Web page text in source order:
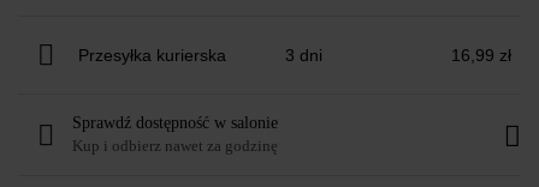
Przesyłka kurierska 3 dni 16,99 zł
Sprawdź dostępność w salonie
Kup i odbierz nawet za godzinę